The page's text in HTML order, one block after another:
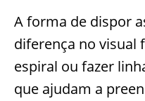
A forma de dispor
diferença no visual
espiral ou fazer
que ajudam a